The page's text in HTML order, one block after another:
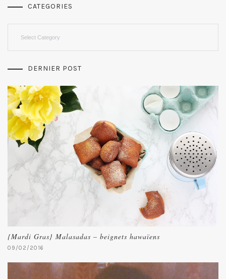
CATEGORIES
DERNIER POST
{Mardi Gras} Malasadas – beignets hawaïens
09/02/2016